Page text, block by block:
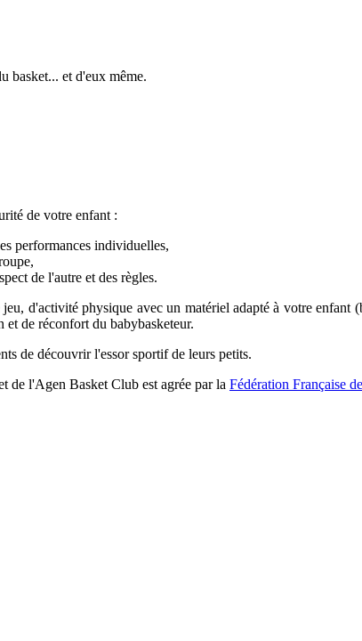
basket... et d'eux même.
de votre enfant :
performances individuelles,
de l'autre et des règles.
d'activité physique avec un matériel adapté à votre enfant
et de réconfort du babybasketeur.
de découvrir l'essor sportif de leurs petits.
de l'Agen Basket Club est agrée par la Fédération Française